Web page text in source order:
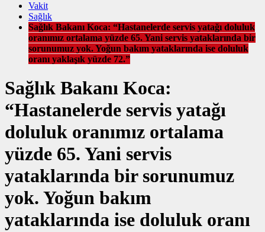
Vakit
Sağlık
Sağlık Bakanı Koca: “Hastanelerde servis yatağı doluluk
oranımız ortalama yüzde 65. Yani servis yataklarında bir
sorunumuz yok. Yoğun bakım yataklarında ise doluluk
oranı yaklaşık yüzde 72.”
Sağlık Bakanı Koca:
“Hastanelerde servis yatağı
doluluk oranımız ortalama
yüzde 65. Yani servis
yataklarında bir sorunumuz
yok. Yoğun bakım
yataklarında ise doluluk oranı